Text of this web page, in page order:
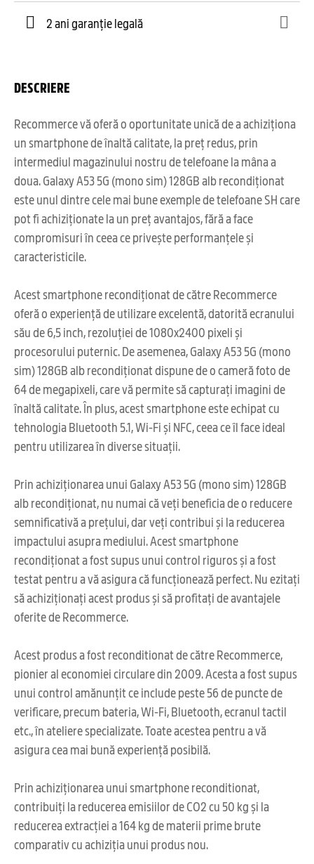
2 ani garanție legală
DESCRIERE
Recommerce vă oferă o oportunitate unică de a achiziționa
un smartphone de înaltă calitate, la preț redus, prin
intermediul magazinului nostru de telefoane la mâna a
doua. Galaxy A53 5G (mono sim) 128GB alb recondiționat
este unul dintre cele mai bune exemple de telefoane SH care
pot fi achiziționate la un preț avantajos, fără a face
compromisuri în ceea ce privește performanțele și
caracteristicile.
Acest smartphone recondiționat de către Recommerce
oferă o experiență de utilizare excelentă, datorită ecranului
său de 6,5 inch, rezoluției de 1080x2400 pixeli și
procesorului puternic. De asemenea, Galaxy A53 5G (mono
sim) 128GB alb recondiționat dispune de o cameră foto de
64 de megapixeli, care vă permite să capturați imagini de
înaltă calitate. În plus, acest smartphone este echipat cu
tehnologia Bluetooth 5.1, Wi-Fi și NFC, ceea ce îl face ideal
pentru utilizarea în diverse situații.
Prin achiziționarea unui Galaxy A53 5G (mono sim) 128GB
alb recondiționat, nu numai că veți beneficia de o reducere
semnificativă a prețului, dar veți contribui și la reducerea
impactului asupra mediului. Acest smartphone
recondiționat a fost supus unui control riguros și a fost
testat pentru a vă asigura că funcționează perfect. Nu ezitați
să achiziționați acest produs și să profitați de avantajele
oferite de Recommerce.
Acest produs a fost reconditionat de către Recommerce,
pionier al economiei circulare din 2009. Acesta a fost supus
unui control amănunțit ce include peste 56 de puncte de
verificare, precum bateria, Wi-Fi, Bluetooth, ecranul tactil
etc., în ateliere specializate. Toate acestea pentru a vă
asigura cea mai bună experiență posibilă.
Prin achiziționarea unui smartphone reconditionat,
contribuiți la reducerea emisiilor de CO2 cu 50 kg și la
reducerea extracției a 164 kg de materii prime brute
comparativ cu achiziția unui produs nou.